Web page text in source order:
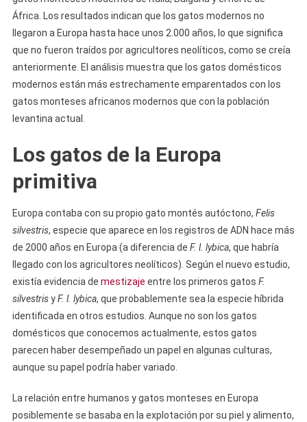
África. Los resultados indican que los gatos modernos no
llegaron a Europa hasta hace unos 2.000 años, lo que significa
que no fueron traídos por agricultores neolíticos, como se creía
anteriormente. El análisis muestra que los gatos domésticos
modernos están más estrechamente emparentados con los
gatos monteses africanos modernos que con la población
levantina actual.
Los gatos de la Europa
primitiva
Europa contaba con su propio gato montés autóctono, Felis
silvestris, especie que aparece en los registros de ADN hace más
de 2000 años en Europa (a diferencia de F. l. lybica, que habría
llegado con los agricultores neolíticos). Según el nuevo estudio,
existía evidencia de mestizaje entre los primeros gatos F.
silvestrisyF. l. lybica, que probablemente sea la especie híbrida
identificada en otros estudios. Aunque no son los gatos
domésticos que conocemos actualmente, estos gatos
parecen haber desempeñado un papel en algunas culturas,
aunque su papel podría haber variado.
La relación entre humanos y gatos monteses en Europa
posiblemente se basaba en la explotación por su piel y alimento,